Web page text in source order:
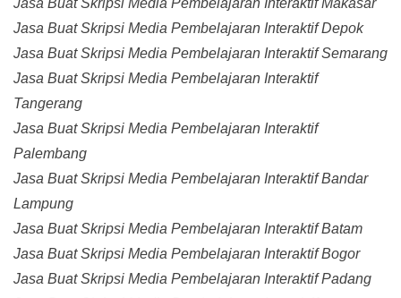
Jasa Buat Skripsi Media Pembelajaran Interaktif Makasar
Jasa Buat Skripsi Media Pembelajaran Interaktif Depok
Jasa Buat Skripsi Media Pembelajaran Interaktif Semarang
Jasa Buat Skripsi Media Pembelajaran Interaktif
Tangerang
Jasa Buat Skripsi Media Pembelajaran Interaktif
Palembang
Jasa Buat Skripsi Media Pembelajaran Interaktif Bandar
Lampung
Jasa Buat Skripsi Media Pembelajaran Interaktif Batam
Jasa Buat Skripsi Media Pembelajaran Interaktif Bogor
Jasa Buat Skripsi Media Pembelajaran Interaktif Padang